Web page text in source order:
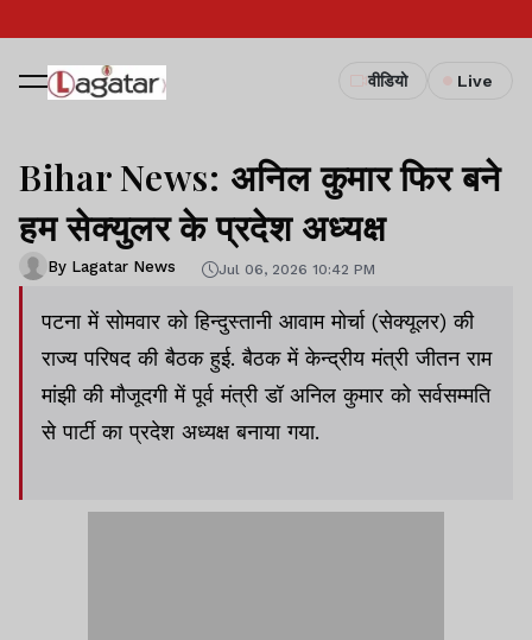
वीडियो Live
Bihar News: अनिल कुमार फिर बने
हम सेक्युलर के प्रदेश अध्यक्ष
By Lagatar News Jul 06, 2026 10:42 PM
पटना में सोमवार को हिन्दुस्तानी आवाम मोर्चा (सेक्यूलर) की
राज्य परिषद की बैठक हुई. बैठक में केन्द्रीय मंत्री जीतन राम
मांझी की मौजूदगी में पूर्व मंत्री डॉ अनिल कुमार को सर्वसम्मति
से पार्टी का प्रदेश अध्यक्ष बनाया गया.